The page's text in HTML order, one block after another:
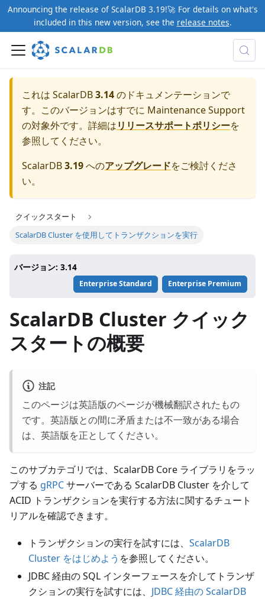
Announcing the release of ScalarDB 3.19!🚀 For details on what's
included in this new version, see the release notes.
これは ScalarDB3.14のドキュメンテーションで
す。このバージョンはすでに Maintenance Support
の対象外です。詳細はリリースサポートポリシーを
参照してください。
ScalarDB3.19へのアップグレードをご検討くださ
い。
クイックスタート
ScalarDB Cluster を使用してトランザクションを実行
バージョン: 3.14
Enterprise Standard Enterprise Premium
ScalarDB Cluster クイック
スタートの概要
注記
このページは英語版のページが機械翻訳されたもの
です。英語版との間に矛盾または不一致がある場合
は、英語版を正としてください。
このサブカテゴリでは、ScalarDB Core ライブラリをラッ
プする gRPCサーバーである ScalarDB Cluster を介して
ACID トランザクションを実行する方法に関するチュート
リアルを確認できます。
トランザクションの実行を試すには、 ScalarDB
Cluster をはじめよう を参照してください。
JDBC 経由の SQL インターフェースを介してトランザ
クションの実行を試すには、 JDBC 経由の ScalarDB